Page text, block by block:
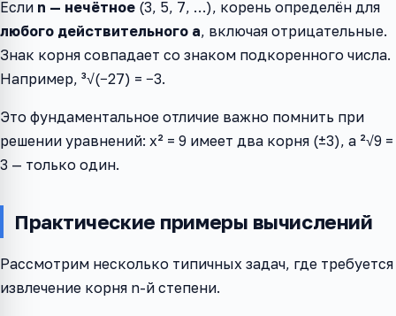
Если n — нечётное (3, 5, 7, …), корень определён для
любого действительного a, включая отрицательные.
Знак корня совпадает со знаком подкоренного числа.
Например, ³√(−27) = −3.
Это фундаментальное отличие важно помнить при
решении уравнений: x² = 9 имеет два корня (±3), а ²√9 =
3 — только один.
Практические примеры вычислений
Рассмотрим несколько типичных задач, где требуется
извлечение корня n-й степени.